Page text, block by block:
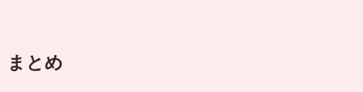
まとめ